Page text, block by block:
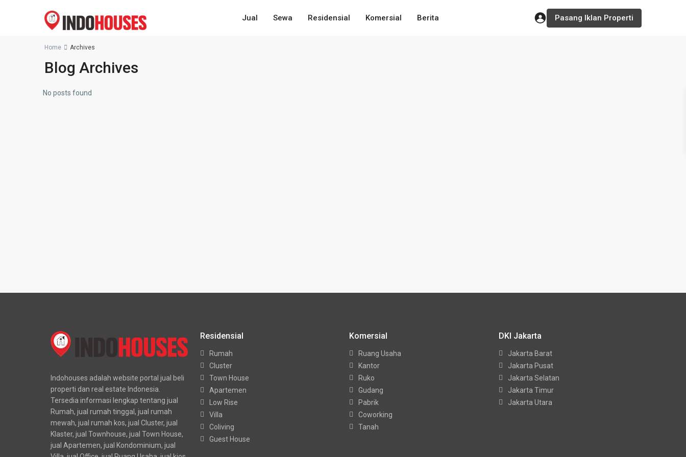
Jual Sewa Residensial Komersial Berita Pasang Iklan Properti
Home Archives
Blog Archives
No posts found
Indohouses adalah website portal jual beli
properti dan real estate Indonesia.
Tersedia informasi lengkap tentang jual
Rumah, jual rumah tinggal, jual rumah
mewah, jual rumah kos, jual Cluster, jual
Klaster, jual Townhouse, jual Town House,
jual Apartemen, jual Kondominium, jual
Residensial
Rumah
Cluster
Town House
Apartemen
Low Rise
Villa
Coliving
Guest House
Komersial
Ruang Usaha
Kantor
Ruko
Gudang
Pabrik
Coworking
Tanah
DKI Jakarta
Jakarta Barat
Jakarta Pusat
Jakarta Selatan
Jakarta Timur
Jakarta Utara